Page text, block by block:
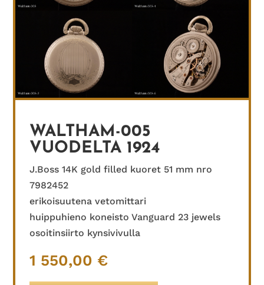
WALTHAM-005
VUODELTA 1924
J.Boss 14K gold filled kuoret 51 mm nro
7982452
erikoisuutena vetomittari
huippuhieno koneisto Vanguard 23 jewels
osoitinsiirto kynsivivulla
1 550,00 €